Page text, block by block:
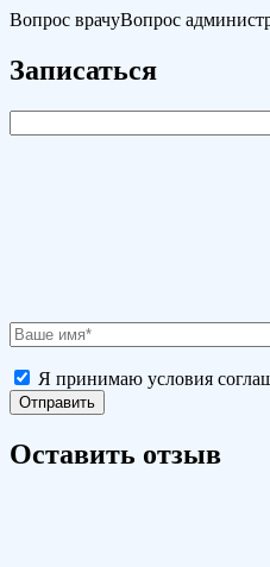
Вопрос врачуВопрос
Записаться
Я принимаю условия
Оставить отзыв